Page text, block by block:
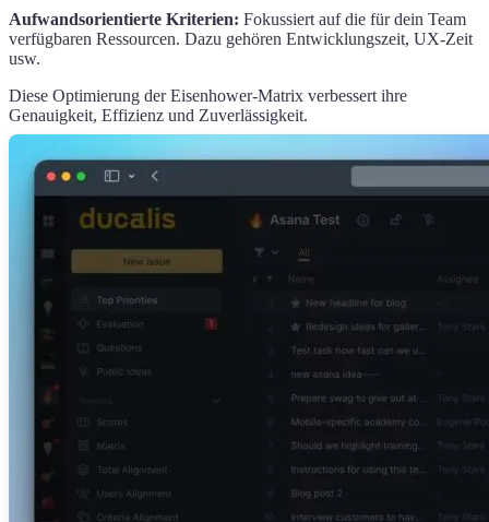
Aufwandsorientierte Kriterien: Fokussiert auf die für dein Team
verfügbaren Ressourcen. Dazu gehören Entwicklungszeit, UX-Zeit
usw.
Diese Optimierung der Eisenhower-Matrix verbessert ihre
Genauigkeit, Effizienz und Zuverlässigkeit.